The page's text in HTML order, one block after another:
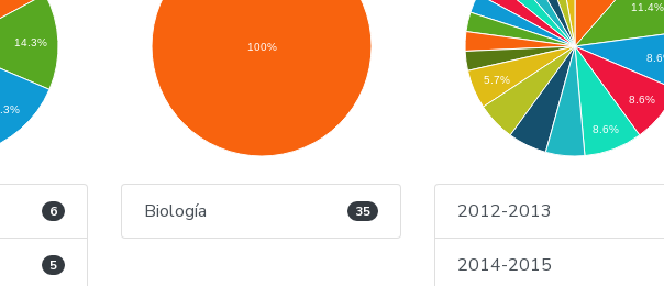
14.3%
6
5
100%
Biología 35
11.4%
8.6%
8.6%
5.7%
2012-2013
2014-2015